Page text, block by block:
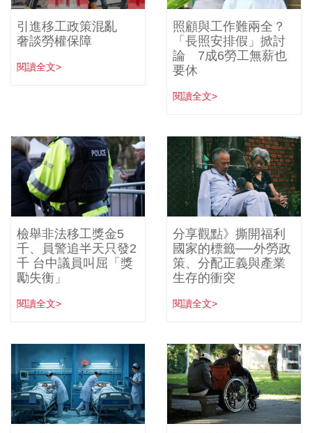
引進移工政策混亂
奢談勞權保障
閱讀全文>
照顧與工作難兩全？
「長照安排假」掀討
論 7成6勞工無薪也
要休
閱讀全文>
檢舉非法移工獎金5
千、員警追半天只發2
千 台中議員叫屈「獎
勵失衡」
閱讀全文>
分享觀點》撕開福利
國家的標籤──外勞政
策、分配正義與產業
生存的衝突
閱讀全文>